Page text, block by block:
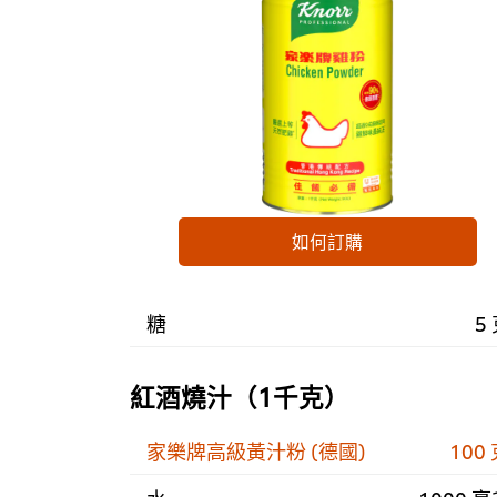
如何訂購
糖 5
紅酒燒汁（1千克）
家樂牌高級黃汁粉 (德國)
100